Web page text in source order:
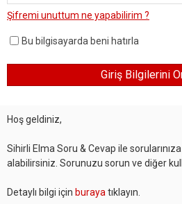
Şifremi unuttum ne yapabilirim ?
Bu bilgisayarda beni hatırla
Hoş geldiniz,
Sihirli Elma Soru & Cevap ile
alabilirsiniz. Sorunuzu sorun ve diğer
Detaylı bilgi için buraya tıklayın.